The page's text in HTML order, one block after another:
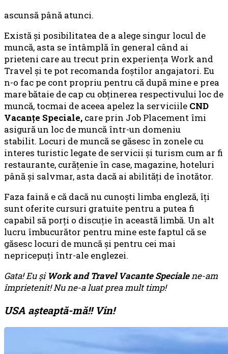
ascunsă până atunci.
Există şi posibilitatea de a alege singur locul de
muncă, asta se întâmplă în general când ai
prieteni care au trecut prin experienţa Work and
Travel şi te pot recomanda foştilor angajatori. Eu
n-o fac pe cont propriu pentru că după mine e prea
mare bătaie de cap cu obţinerea respectivului loc de
muncă, tocmai de aceea apelez la serviciile CND
Vacanţe Speciale, care prin Job Placement îmi
asigură un loc de muncă într-un domeniu
stabilit. Locuri de muncă se găsesc în zonele cu
interes turistic legate de servicii şi turism cum ar fi
restaurante, curăţenie în case, magazine, hoteluri
până şi salvmar, asta dacă ai abilităţi de înotător.
Faza faină e că dacă nu cunoşti limba engleză, îţi
sunt oferite cursuri gratuite pentru a putea fi
capabil să porţi o discuţie în această limbă. Un alt
lucru îmbucurător pentru mine este faptul că se
găsesc locuri de muncă şi pentru cei mai
nepricepuţi într-ale englezei.
Gata! Eu şiWork and Travel Vacante Specialene-am
împrietenit! Nu ne-a luat prea mult timp!
USA aşteaptă-mă!! Vin!